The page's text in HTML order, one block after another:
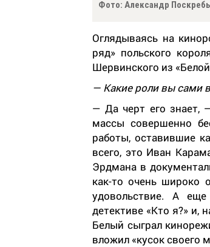
Фото: Александр
Оглядываясь на
ряд» польского
Шервинского из
— Какие роли вы сами
— Да черт его знает,
массы совершенно
работы, оставившие
всего, это Иван
Эрдмана в
как-то очень широко
удовольствие. А
детективе «Кто я?» и,
Белый сыграл
вложил «кусок своего